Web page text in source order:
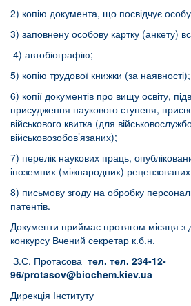
2) копію документа, що посвідчує
3) заповнену особову картку (анкету)
4) автобіографію;
5) копію трудової книжки (за наявності);
6) копії документів про вищу освіту,
присудження наукового ступеня,
військового квитка (для
військовозобов’язаних);
7) перелік наукових праць,
іноземних (міжнародних)
8) письмову згоду на обробку
патентів.
Документи приймає протягом місяця з
конкурсу Вчений секретар к.б.н.
З.С. Протасова тел. тел. 234-12-
96/protasov@biochem.kiev.ua
Дирекція Інституту